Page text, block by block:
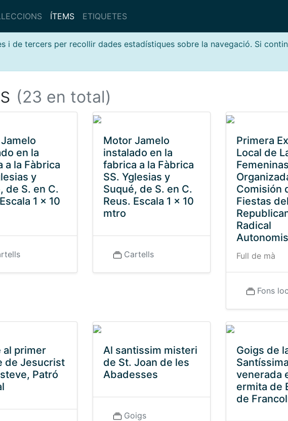
ÍTEMS ETIQUETES
i de tercers per recollir dades estadístiques sobre la navegació. Si
(23 en total)
en la
a la Fàbrica
y
de S. en C.
1 x 10
Motor Jamelo
instalado en la
fabrica a la Fàbrica
SS. Yglesias y
Suqué, de S. en C.
Reus. Escala 1 x 10
mtro
Cartells
Primera
Local de
Comisión
Fiestas
Radical
Full de mà
Fons
al primer
de Jesucrist
Patró
Al santissim misteri
de St. Joan de les
Abadesses
Goigs
Goigs de
venerada
ermita de
de